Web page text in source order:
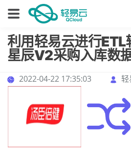
利用轻易云进行ETL
星辰V2采购入库数
2022-04-22 17:35:03 轻